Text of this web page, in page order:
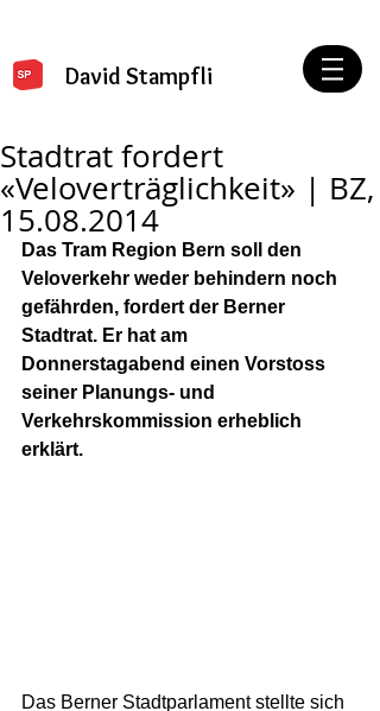
David Stampfli
Stadtrat fordert
«Veloverträglichkeit» | BZ,
15.08.2014
Das Tram Region Bern soll den
Veloverkehr weder behindern noch
gefährden, fordert der Berner
Stadtrat. Er hat am
Donnerstagabend einen Vorstoss
seiner Planungs- und
Verkehrskommission erheblich
erklärt.
Das Berner Stadtparlament stellte sich